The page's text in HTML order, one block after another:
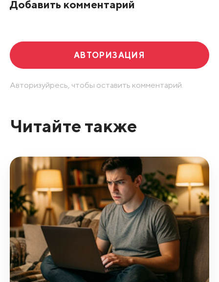
Добавить комментарий
АВТОРИЗАЦИЯ
Авторизуйресь, чтобы оставить комментарий.
Читайте также